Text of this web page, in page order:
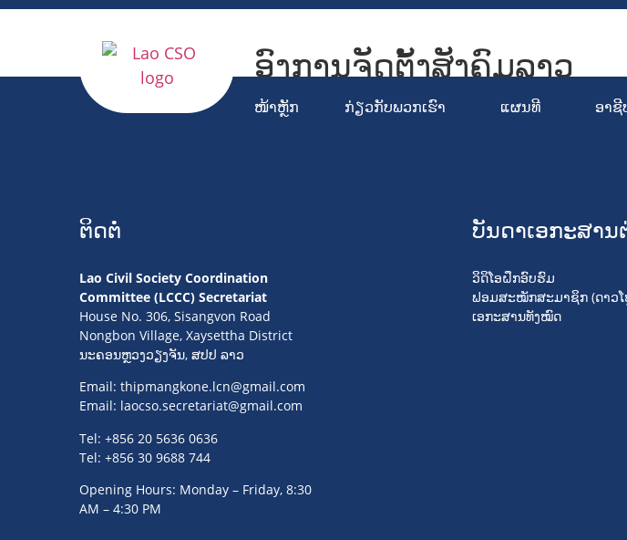
ອົງການຈັດຕັ້ງສັງຄົມລາວ
Lao Civil Society
ໜ້າຫຼັກ ກ່ຽວກັບພວກເຮົາ ແຜນທີ ອາຊີ
ຕິດຕໍ່
Lao Civil Society Coordination
Committee (LCCC) Secretariat
House No. 306, Sisangvon Road
Nongbon Village, Xaysettha District
ນະຄອນຫຼວງວຽງຈັນ, ສປປ ລາວ
Email: thipmangkone.lcn@gmail.com
Email: laocso.secretariat@gmail.com
Tel: +856 20 5636 0636
Tel: +856 30 9688 744
Opening Hours: Monday – Friday, 8:30
AM – 4:30 PM
ບັນດາເອກະສານ
ວິດິໂອຝຶກອົບຮົມ
ຟອມສະໝັກສະມາຊິກ (ດາວ
ເອກະສານທັງໝົດ